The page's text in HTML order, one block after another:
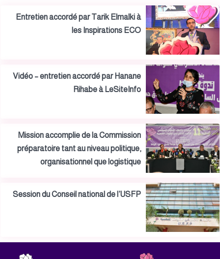
Entretien accordé par Tarik Elmalki à
les Inspirations ECO
Vidéo – entretien accordé par Hanane
Rihabe à LeSiteInfo
Mission accomplie de la Commission
préparatoire tant au niveau politique,
organisationnel que logistique
Session du Conseil national de l’USFP